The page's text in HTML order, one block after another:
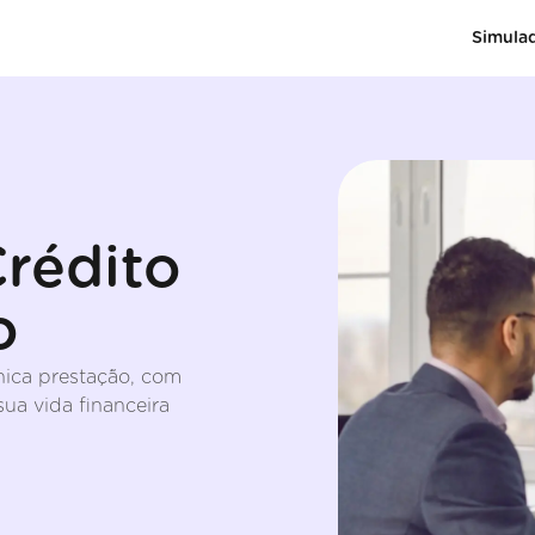
prestação, com
vida financeira